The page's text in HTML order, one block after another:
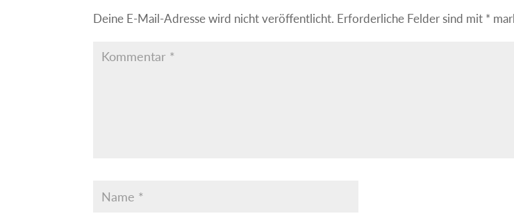
Deine E-Mail-Adresse wird nicht veröffentlicht. Erforderliche Felder sind mit *